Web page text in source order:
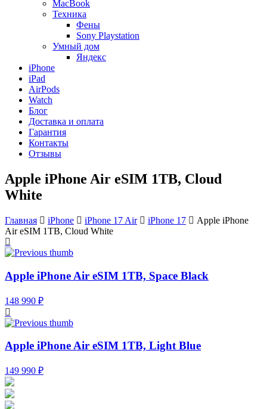
MacBook
Техника
Фены
Sony Playstation
Умный дом
Яндекс
iPhone
iPad
AirPods
Watch
Блог
Доставка и оплата
Гарантия
Контакты
Отзывы
Apple iPhone Air eSIM 1TB, Cloud
White
Главная iPhone iPhone 17 Air iPhone 17
Apple iPhone
Air eSIM 1TB, Cloud White
Apple iPhone Air eSIM 1TB, Space Black
148 990 ₽
Apple iPhone Air eSIM 1TB, Light Blue
149 990 ₽